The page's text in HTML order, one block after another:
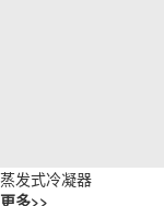
蒸发式冷凝器
更多>>